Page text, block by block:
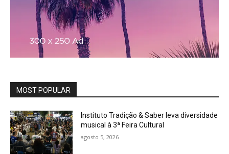
MOST POPULAR
Instituto Tradição & Saber leva diversidade
musical à 3ª Feira Cultural
agosto 5, 2026